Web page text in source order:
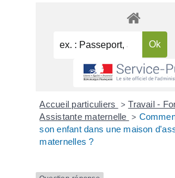
Accueil particuliers > Travail -
Assistante maternelle >
son enfant dans une maison
maternelles ?